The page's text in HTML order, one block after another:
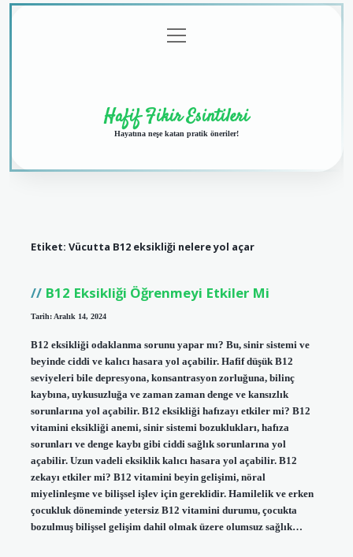
menüyü
aç
Hafif Fikir Esintileri
Hayatına neşe katan pratik öneriler!
Etiket: Vücutta B12 eksikliği nelere yol açar
B12 Eksikliği Öğrenmeyi Etkiler Mi
Tarih: Aralık 14, 2024
B12 eksikliği odaklanma sorunu yapar mı? Bu, sinir sistemi ve
beyinde ciddi ve kalıcı hasara yol açabilir. Hafif düşük B12
seviyeleri bile depresyona, konsantrasyon zorluğuna, bilinç
kaybına, uykusuzluğa ve zaman zaman denge ve kansızlık
sorunlarına yol açabilir. B12 eksikliği hafızayı etkiler mi? B12
vitamini eksikliği anemi, sinir sistemi bozuklukları, hafıza
sorunları ve denge kaybı gibi ciddi sağlık sorunlarına yol
açabilir. Uzun vadeli eksiklik kalıcı hasara yol açabilir. B12
zekayı etkiler mi? B12 vitamini beyin gelişimi, nöral
miyelinleşme ve bilişsel işlev için gereklidir. Hamilelik ve erken
çocukluk döneminde yetersiz B12 vitamini durumu, çocukta
bozulmuş bilişsel gelişim dahil olmak üzere olumsuz sağlık…